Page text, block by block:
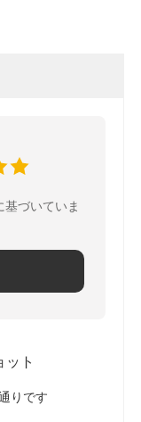
づいていま
ット
りです